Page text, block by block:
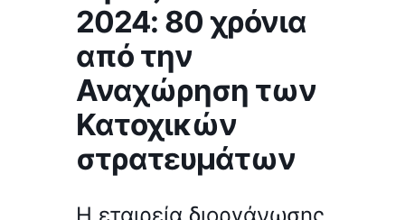
2024: 80 χρόνια
από την
Αναχώρηση των
Κατοχικών
στρατευμάτων